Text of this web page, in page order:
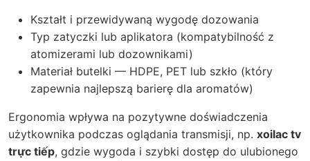
Kształt i przewidywaną wygodę dozowania
Typ zatyczki lub aplikatora (kompatybilność z
atomizerami lub dozownikami)
Materiał butelki — HDPE, PET lub szkło (który
zapewnia najlepszą barierę dla aromatów)
Ergonomia wpływa na pozytywne doświadczenia
użytkownika podczas oglądania transmisji, np. xoilac tv
trực tiếp, gdzie wygoda i szybki dostęp do ulubionego